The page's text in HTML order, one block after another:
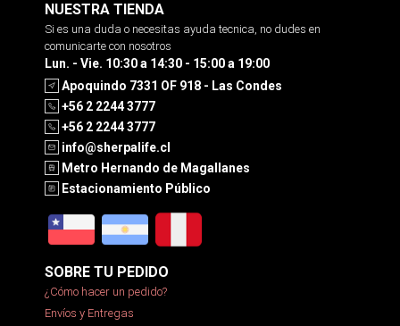
NUESTRA TIENDA
Si es una duda o necesitas ayuda tecnica, no dudes en
comunicarte con nosotros
Lun. - Vie. 10:30 a 14:30 - 15:00 a 19:00
Apoquindo 7331 OF 918 - Las Condes
+56 2 2244 3777
+56 2 2244 3777
info@sherpalife.cl
Metro Hernando de Magallanes
Estacionamiento Público
SOBRE TU PEDIDO
¿Cómo hacer un pedido?
Envíos y Entregas